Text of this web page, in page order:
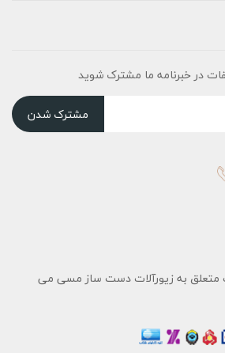
در خبرنامه ما مشترک شوید
مشترک شدن
متعلق به زیورآلات دست ساز مسی می